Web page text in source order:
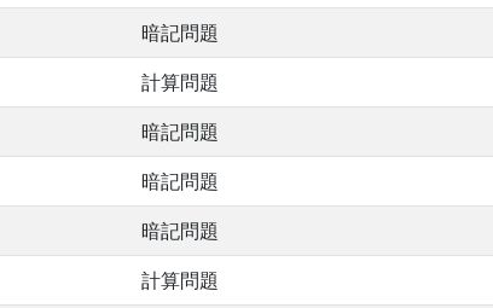
暗記問題
計算問題
暗記問題
暗記問題
暗記問題
計算問題